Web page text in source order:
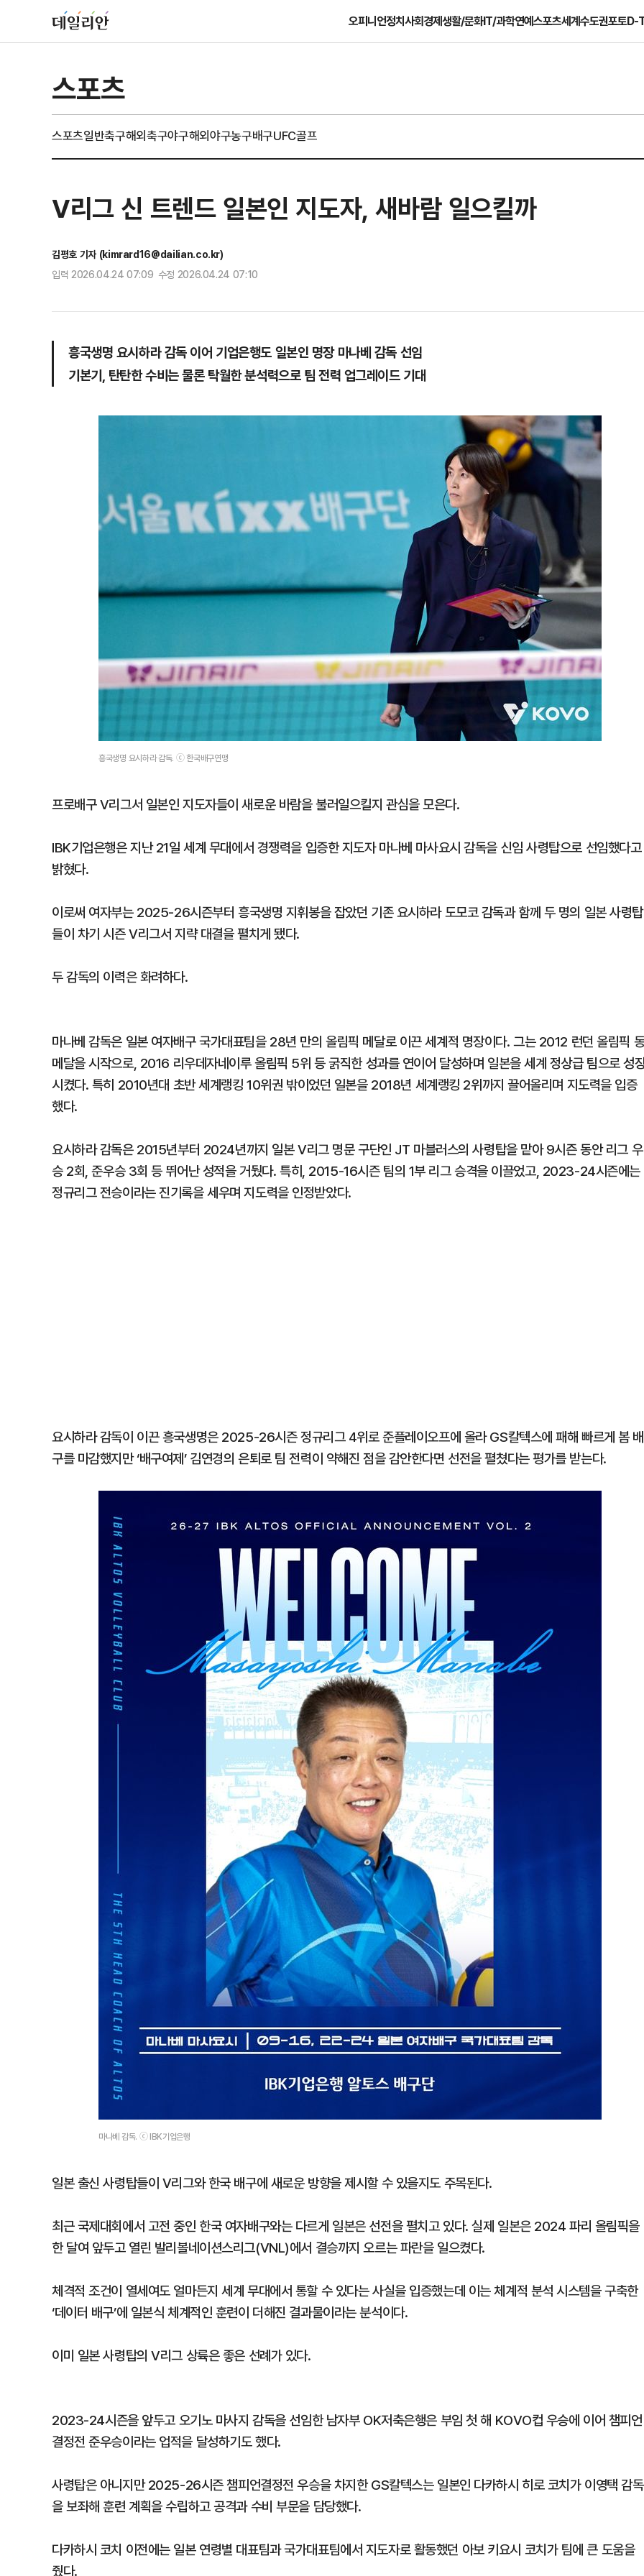
오피니언정치사회경제생활/문화IT/과학연예스포츠세계수도권포토D-
스포츠
스포츠일반축구해외축구야구해외야구농구배구UFC골프
V리그 신 트렌드 일본인 지도자, 새바람 일으킬까
김평호 기자 (kimrard16@dailian.co.kr)
입력 2026.04.24 07:09 수정 2026.04.24 07:10
흥국생명 요시하라 감독 이어 기업은행도 일본인 명장 마나베 감독 선임
기본기, 탄탄한 수비는 물론 탁월한 분석력으로 팀 전력 업그레이드 기대
흥국생명 요시하라 감독. ⓒ 한국배구연맹
프로배구 V리그서 일본인 지도자들이 새로운 바람을 불러일으킬지 관심을 모은다.
IBK기업은행은 지난 21일 세계 무대에서 경쟁력을 입증한 지도자 마나베 마사요시 감독을 신임 사령탑으로 선임했다고
밝혔다.
이로써 여자부는 2025-26시즌부터 흥국생명 지휘봉을 잡았던 기존 요시하라 도모코 감독과 함께 두 명의 일본 사령탑
들이 차기 시즌 V리그서 지략 대결을 펼치게 됐다.
두 감독의 이력은 화려하다.
마나베 감독은 일본 여자배구 국가대표팀을 28년 만의 올림픽 메달로 이끈 세계적 명장이다. 그는 2012 런던 올림픽
메달을 시작으로, 2016 리우데자네이루 올림픽 5위 등 굵직한 성과를 연이어 달성하며 일본을 세계 정상급 팀으로 성
시켰다. 특히 2010년대 초반 세계랭킹 10위권 밖이었던 일본을 2018년 세계랭킹 2위까지 끌어올리며 지도력을 입증
했다.
요시하라 감독은 2015년부터 2024년까지 일본 V리그 명문 구단인 JT 마블러스의 사령탑을 맡아 9시즌 동안 리그 우
승 2회, 준우승 3회 등 뛰어난 성적을 거뒀다. 특히, 2015-16시즌 팀의 1부 리그 승격을 이끌었고, 2023-24시즌에는
정규리그 전승이라는 진기록을 세우며 지도력을 인정받았다.
요시하라 감독이 이끈 흥국생명은 2025-26시즌 정규리그 4위로 준플레이오프에 올라 GS칼텍스에 패해 빠르게 봄 배
구를 마감했지만 ‘배구여제’ 김연경의 은퇴로 팀 전력이 약해진 점을 감안한다면 선전을 펼쳤다는 평가를 받는다.
마나베 감독. ⓒ IBK기업은행
일본 출신 사령탑들이 V리그와 한국 배구에 새로운 방향을 제시할 수 있을지도 주목된다.
최근 국제대회에서 고전 중인 한국 여자배구와는 다르게 일본은 선전을 펼치고 있다. 실제 일본은 2024 파리 올림픽을
한 달여 앞두고 열린 발리볼네이션스리그(VNL)에서 결승까지 오르는 파란을 일으켰다.
체격적 조건이 열세여도 얼마든지 세계 무대에서 통할 수 있다는 사실을 입증했는데 이는 체계적 분석 시스템을 구축한
‘데이터 배구’에 일본식 체계적인 훈련이 더해진 결과물이라는 분석이다.
이미 일본 사령탑의 V리그 상륙은 좋은 선례가 있다.
2023-24시즌을 앞두고 오기노 마사지 감독을 선임한 남자부 OK저축은행은 부임 첫 해 KOVO컵 우승에 이어 챔피언
결정전 준우승이라는 업적을 달성하기도 했다.
사령탑은 아니지만 2025-26시즌 챔피언결정전 우승을 차지한 GS칼텍스는 일본인 다카하시 히로 코치가 이영택 감독
을 보좌해 훈련 계획을 수립하고 공격과 수비 부문을 담당했다.
다카하시 코치 이전에는 일본 연령별 대표팀과 국가대표팀에서 지도자로 활동했던 아보 키요시 코치가 팀에 큰 도움을
줬다.
1
[속보] '길이 1.5m' 안동 물놀
이 출몰…한때 시민 대피 소동
2
"편해서 매일 신었는데"...전
'크록스'의 숨은 위험
3
[단독] 천하람, 국회의원 최초
2박 3일 '입소'…각개전투·야
4
'7번째 도전' KDB생명 누가
한투·한화 '3색 셈법'
5
'국장만 하라고?'…ISA 세제
'부글부글'